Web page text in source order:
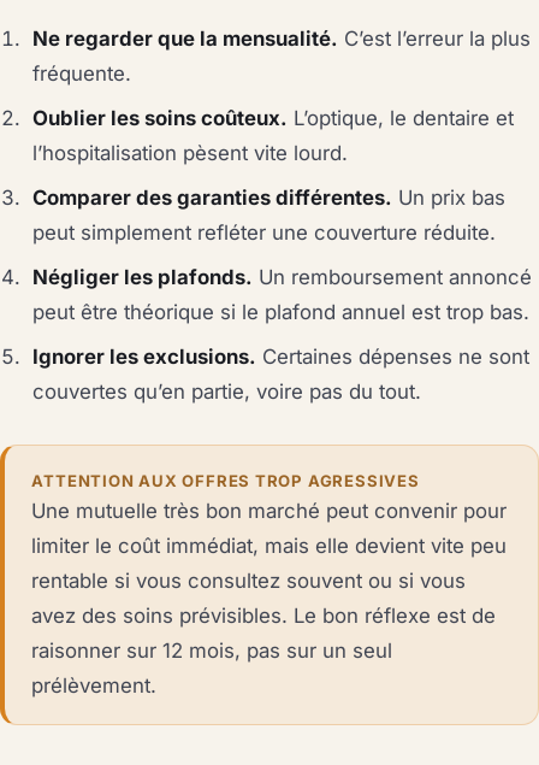
Ne regarder que la mensualité. C’est l’erreur la plus
fréquente.
Oublier les soins coûteux. L’optique, le dentaire et
l’hospitalisation pèsent vite lourd.
Comparer des garanties différentes. Un prix bas
peut simplement refléter une couverture réduite.
Négliger les plafonds. Un remboursement annoncé
peut être théorique si le plafond annuel est trop bas.
Ignorer les exclusions. Certaines dépenses ne sont
couvertes qu’en partie, voire pas du tout.
ATTENTION AUX OFFRES TROP AGRESSIVES
Une mutuelle très bon marché peut convenir pour
limiter le coût immédiat, mais elle devient vite peu
rentable si vous consultez souvent ou si vous
avez des soins prévisibles. Le bon réflexe est de
raisonner sur 12 mois, pas sur un seul
prélèvement.